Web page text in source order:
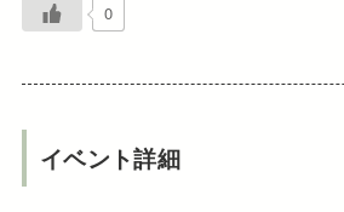
0
イベント詳細